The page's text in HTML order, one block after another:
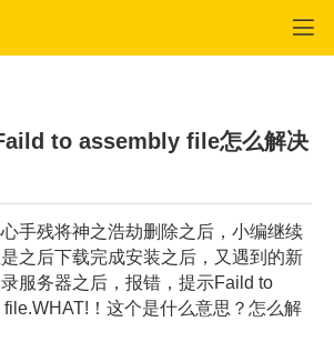
to assembly file怎么解决
手残将神之浩劫删除之后，小编继续
之后下载完成安装之后，又遇到的新
服务器之后，报错，提示Faild to
！这个是什么意思？怎么解